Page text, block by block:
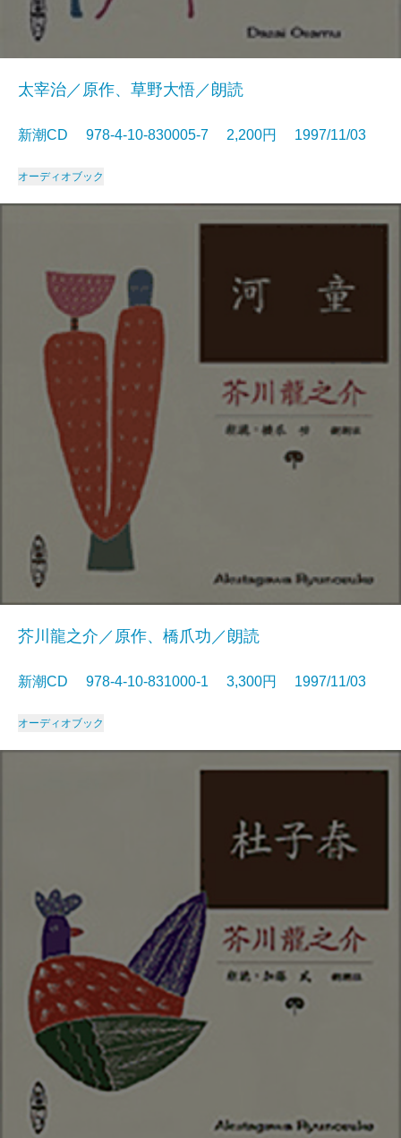
太宰治／原作、草野大悟／朗読
新潮CD 978-4-10-830005-7 2,200円 1997/11/03
オーディオブック
芥川龍之介／原作、橋爪功／朗読
新潮CD 978-4-10-831000-1 3,300円 1997/11/03
オーディオブック